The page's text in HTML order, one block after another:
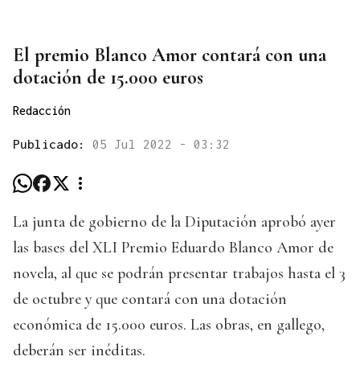
El premio Blanco Amor contará con una
dotación de 15.000 euros
Redacción
Publicado: 05 Jul 2022 - 03:32
La junta de gobierno de la Diputación aprobó ayer
las bases del XLI Premio Eduardo Blanco Amor de
novela, al que se podrán presentar trabajos hasta el 3
de octubre y que contará con una dotación
económica de 15.000 euros. Las obras, en gallego,
deberán ser inéditas.